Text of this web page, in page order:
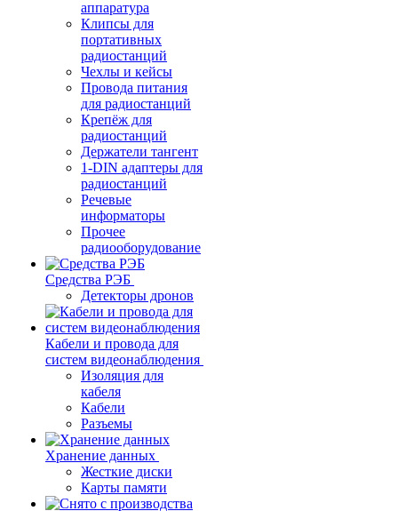
аппаратура
Клипсы для
портативных
радиостанций
Чехлы и кейсы
Провода питания
для радиостанций
Крепёж для
радиостанций
Держатели тангент
1-DIN адаптеры для
радиостанций
Речевые
информаторы
Прочее
радиооборудование
Средства РЭБ
Детекторы дронов
Кабели и провода для
систем видеонаблюдения
Изоляция для
кабеля
Кабели
Разъемы
Хранение данных
Жесткие диски
Карты памяти